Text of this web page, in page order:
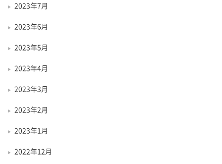
2023年7月
2023年6月
2023年5月
2023年4月
2023年3月
2023年2月
2023年1月
2022年12月